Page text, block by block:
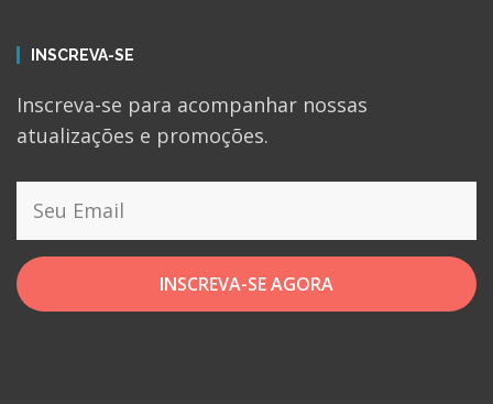
INSCREVA-SE
Inscreva-se para acompanhar nossas
atualizações e promoções.
INSCREVA-SE AGORA